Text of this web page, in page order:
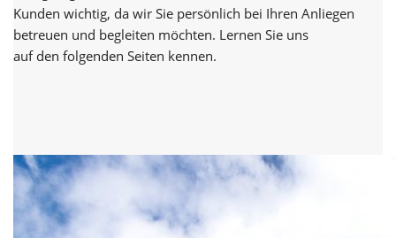
Kunden wichtig, da wir Sie persönlich bei Ihren Anliegen
betreuen und begleiten möchten. Lernen Sie uns
auf den folgenden Seiten kennen.